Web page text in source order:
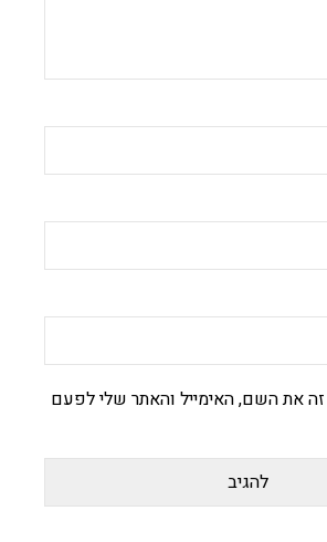
את השם, האימייל והאתר שלי לפעם